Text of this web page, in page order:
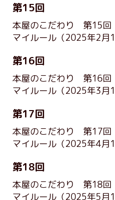
第15回
本屋のこだわり 第15
マイルール （2025年2月
第16回
本屋のこだわり 第16
マイルール （2025年3月
第17回
本屋のこだわり 第17
マイルール （2025年4月
第18回
本屋のこだわり 第18
マイルール （2025年5月